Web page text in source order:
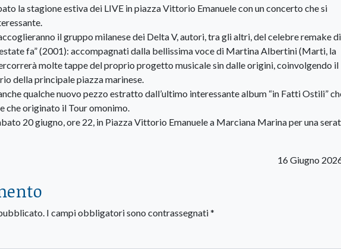
la stagione estiva dei LIVE in piazza Vittorio Emanuele con un concerto che si
il gruppo milanese dei Delta V, autori, tra gli altri, del celebre remake
fa” (2001): accompagnati dalla bellissima voce di Martina Albertini (Marti, la
molte tappe del proprio progetto musicale sin dalle origini, coinvolgendo il
della principale piazza marinese.
qualche nuovo pezzo estratto dall’ultimo interessante album “in Fatti Ostili”
che originato il Tour omonimo.
20 giugno, ore 22, in Piazza Vittorio Emanuele a Marciana Marina per una
16 Giugno
I campi obbligatori sono contrassegnati*